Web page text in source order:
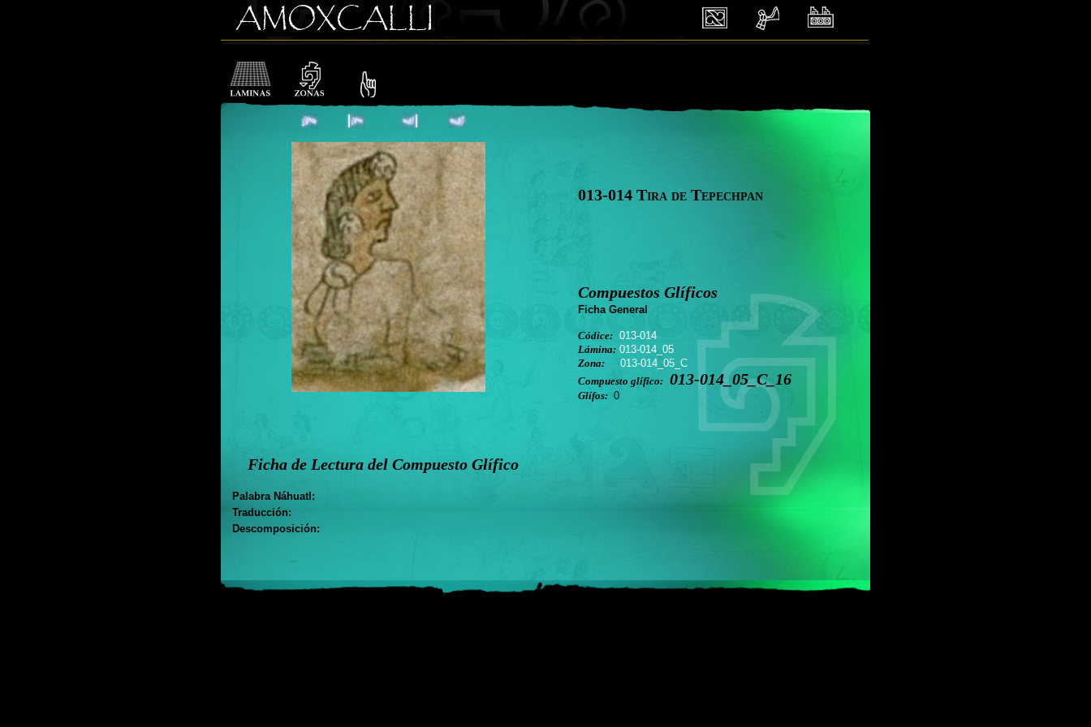
Ficha de Lectura del Compuesto Glífico
Palabra Náhuatl:
Traducción:
Descomposición:
013-014 Tira de Tepechpan
Compuestos Glíficos
Ficha General
Códice: 013-014
Lámina: 013-014_05
Zona:
013-014_05_C
Compuesto glífico: 013-014_05_C_16
Glífos: 0